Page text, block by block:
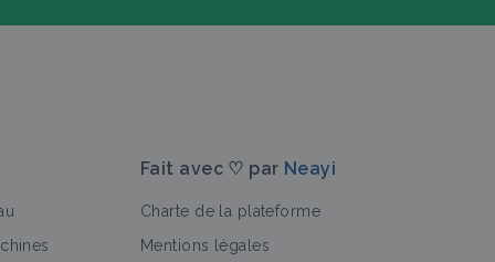
Fait avec ♡ par Neayi
Charte de la plateforme
Mentions légales